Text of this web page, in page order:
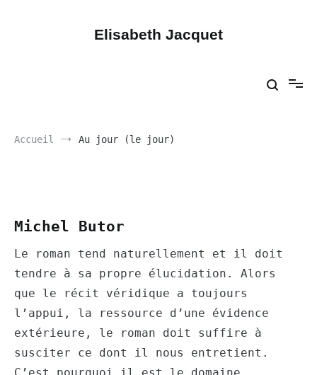
Elisabeth Jacquet
Accueil Au jour (le jour)
Michel Butor
Le roman tend naturellement et il doit
tendre à sa propre élucidation. Alors
que le récit véridique a toujours
l’appui, la ressource d’une évidence
extérieure, le roman doit suffire à
susciter ce dont il nous entretient.